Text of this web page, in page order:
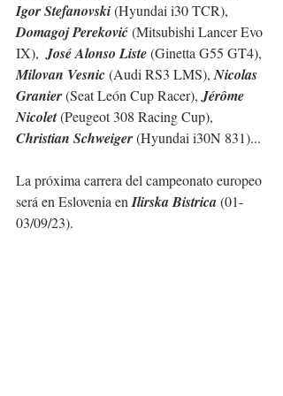
Igor Stefanovski (Hyundai i30 TCR),
Domagoj Pereković (Mitsubishi Lancer Evo
IX), José Alonso Liste (Ginetta G55 GT4),
Milovan Vesnic (Audi RS3 LMS), Nicolas
Granier (Seat León Cup Racer), Jérôme
Nicolet (Peugeot 308 Racing Cup),
Christian Schweiger (Hyundai i30N 831)...
La próxima carrera del campeonato europeo
será en Eslovenia en Ilirska Bistrica (01-
03/09/23).